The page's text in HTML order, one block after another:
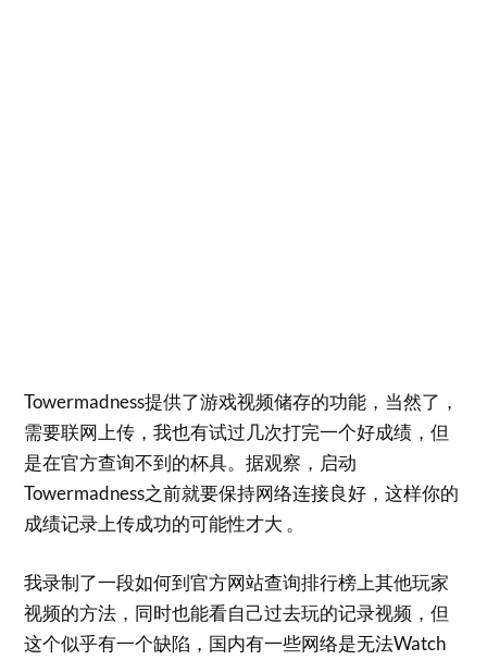
Towermadness提供了游戏视频储存的功能，当然了，
需要联网上传，我也有试过几次打完一个好成绩，但
是在官方查询不到的杯具。据观察，启动
Towermadness之前就要保持网络连接良好，这样你的
成绩记录上传成功的可能性才大 。
我录制了一段如何到官方网站查询排行榜上其他玩家
视频的方法，同时也能看自己过去玩的记录视频，但
这个似乎有一个缺陷，国内有一些网络是无法Watch